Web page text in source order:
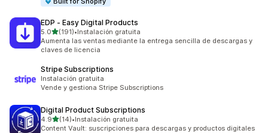
EDP ‑ Easy Digital Products
5.0de 5 estrellas
(191)
191 reseñas en total
•Instalación gratuita
Aumenta las ventas mediante la entrega sencilla de descargas y
claves de licencia
Stripe Subscriptions
Instalación gratuita
Vende y gestiona Stripe Subscriptions
Digital Product Subscriptions
4.9de 5 estrellas
(14)
14 reseñas en total
•Instalación gratuita
Content Vault: suscripciones para descargas y productos digitales